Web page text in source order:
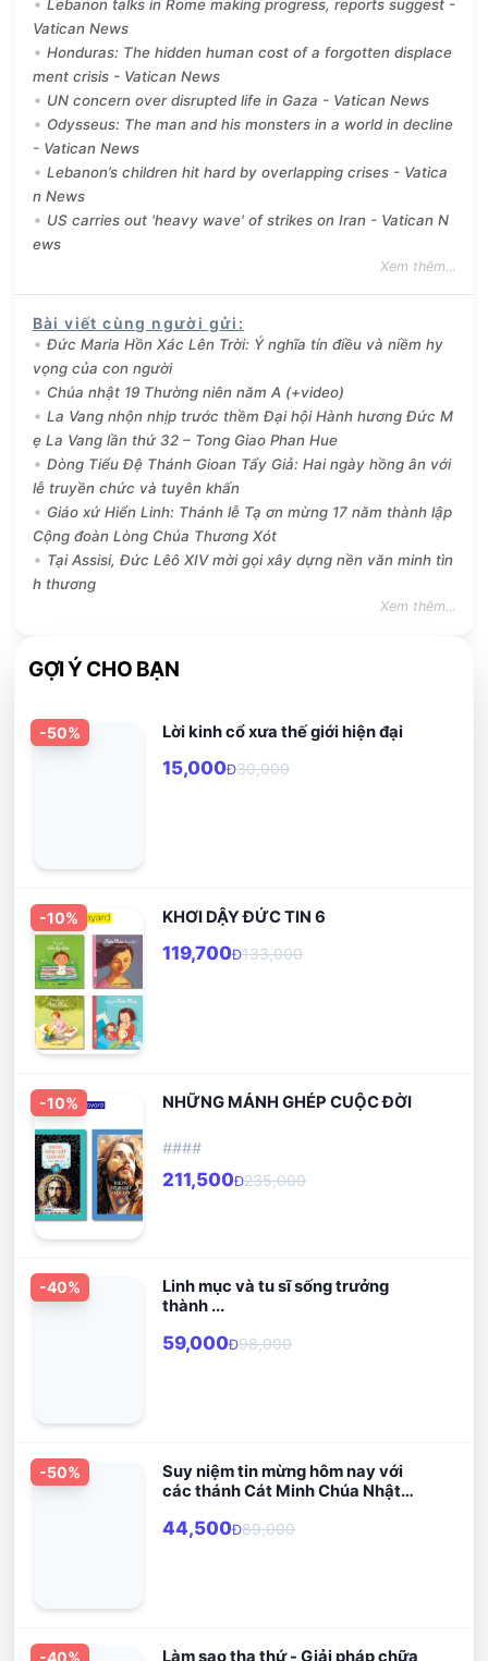
Lebanon talks in Rome making progress, reports suggest -
Vatican News
Honduras: The hidden human cost of a forgotten displace
ment crisis - Vatican News
UN concern over disrupted life in Gaza - Vatican News
Odysseus: The man and his monsters in a world in decline
- Vatican News
Lebanon’s children hit hard by overlapping crises - Vatica
n News
US carries out 'heavy wave' of strikes on Iran - Vatican N
ews
Xem thêm...
Bài viết cùng người gửi :
Đức Maria Hồn Xác Lên Trời: Ý nghĩa tín điều và niềm hy
vọng của con người
Chúa nhật 19 Thường niên năm A (+video)
La Vang nhộn nhịp trước thềm Đại hội Hành hương Đức M
ẹ La Vang lần thứ 32 – Tong Giao Phan Hue
Dòng Tiểu Đệ Thánh Gioan Tẩy Giả: Hai ngày hồng ân với
lễ truyền chức và tuyên khấn
Giáo xứ Hiển Linh: Thánh lễ Tạ ơn mừng 17 năm thành lập
Cộng đoàn Lòng Chúa Thương Xót
Tại Assisi, Đức Lêô XIV mời gọi xây dựng nền văn minh tìn
h thương
Xem thêm...
GỢI Ý CHO BẠN
-50% Lời kinh cổ xưa thế giới hiện đại
15,000Đ30,000
-10% KHƠI DẬY ĐỨC TIN 6
119,700Đ133,000
-10% NHỮNG MẢNH GHÉP CUỘC ĐỜI
####
211,500Đ235,000
-40%
Linh mục và tu sĩ sống trưởng
thành ...
59,000Đ98,000
-50%
Suy niệm tin mừng hôm nay với
các thánh Cát Minh Chúa Nhật
44,500Đ89,000
Làm sao tha thứ - Giải pháp chữa